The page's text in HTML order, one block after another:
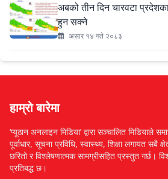
अबको तीन दिन चारवटा
हुन सक्ने
असार १४ गते २०८३
हाम्रो बारेमा
‘प्यूठान अनलाइन मिडिया’ द्वारा सञ्चालित मिडियाले
पूर्वाधार, सूचना प्रविधि, स्वास्थ्य, शिक्षा लगायत सबै
छरितो र विश्लेषणात्मक सामग्रीसहित प्रस्तुत गर्छ।
प्रतिबद्ध छ।